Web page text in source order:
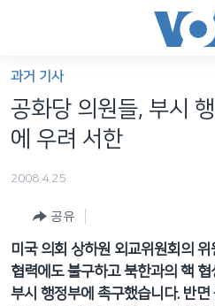
가
능
링
텐
로
세계
프로그램
주파수 안내
과거 기사
공화당 의원들, 부시
에 우려 서한
2008.4.25
공유
미국 의회 상하원 외교위원회의
협력에도 불구하고 북한과의 핵
부시 행정부에 촉구했습니다. 반